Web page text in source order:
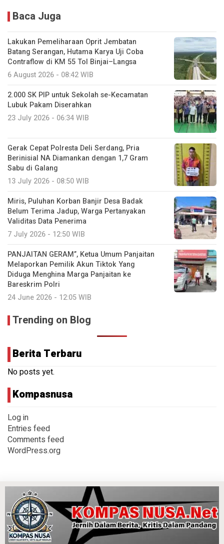
Baca Juga
Lakukan Pemeliharaan Oprit Jembatan
Batang Serangan, Hutama Karya Uji Coba
Contraflow di KM 55 Tol Binjai–Langsa
6 August 2026 - 08:42 WIB
2.000 SK PIP untuk Sekolah se-Kecamatan
Lubuk Pakam Diserahkan
23 July 2026 - 06:34 WIB
Gerak Cepat Polresta Deli Serdang, Pria
Berinisial NA Diamankan dengan 1,7 Gram
Sabu di Galang
13 July 2026 - 08:50 WIB
Miris, Puluhan Korban Banjir Desa Badak
Belum Terima Jadup, Warga Pertanyakan
Validitas Data Penerima
7 July 2026 - 12:50 WIB
PANJAITAN GERAM”, Ketua Umum Panjaitan
Melaporkan Pemilik Akun Tiktok Yang
Diduga Menghina Marga Panjaitan ke
Bareskrim Polri
24 June 2026 - 12:05 WIB
Trending on Blog
Berita Terbaru
No posts yet.
Kompasnusa
Log in
Entries feed
Comments feed
WordPress.org